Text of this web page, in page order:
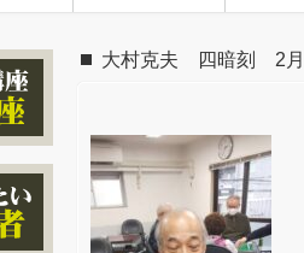
大村克夫 四暗刻 2